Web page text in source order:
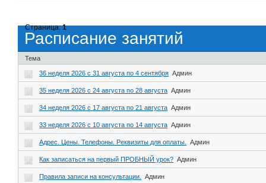
Расписание занятий
Страница:1
Тема
36 неделя 2026 с 31 августа по 4 сентября Админ
35 неделя 2026 с 24 августа по 28 августа Админ
34 неделя 2026 с 17 августа по 21 августа Админ
33 неделя 2026 с 10 августа по 14 августа Админ
Адрес. Цены. Телефоны. Реквизиты для оплаты. Админ
Как записаться на первый ПРОБНЫЙ урок? Админ
Правила записи на консультации. Админ